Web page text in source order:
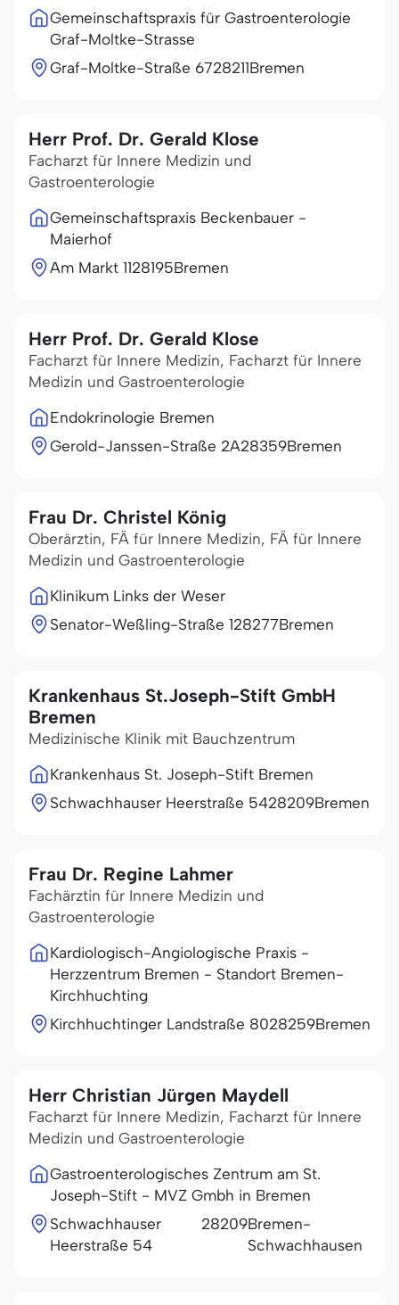
Gemeinschaftspraxis für Gastroenterologie
Graf-Moltke-Strasse
Graf-Moltke-Straße 6728211Bremen
Herr Prof. Dr. Gerald Klose
Facharzt für Innere Medizin und
Gastroenterologie
Gemeinschaftspraxis Beckenbauer -
Maierhof
Am Markt 1128195Bremen
Herr Prof. Dr. Gerald Klose
Facharzt für Innere Medizin, Facharzt für Innere
Medizin und Gastroenterologie
Endokrinologie Bremen
Gerold-Janssen-Straße 2A28359Bremen
Frau Dr. Christel König
Oberärztin, FÄ für Innere Medizin, FÄ für Innere
Medizin und Gastroenterologie
Klinikum Links der Weser
Senator-Weßling-Straße 128277Bremen
Krankenhaus St.Joseph-Stift GmbH
Bremen
Medizinische Klinik mit Bauchzentrum
Krankenhaus St. Joseph-Stift Bremen
Schwachhauser Heerstraße 5428209Bremen
Frau Dr. Regine Lahmer
Fachärztin für Innere Medizin und
Gastroenterologie
Kardiologisch-Angiologische Praxis -
Herzzentrum Bremen - Standort Bremen-
Kirchhuchting
Kirchhuchtinger Landstraße 8028259Bremen
Herr Christian Jürgen Maydell
Facharzt für Innere Medizin, Facharzt für Innere
Medizin und Gastroenterologie
Gastroenterologisches Zentrum am St.
Joseph-Stift - MVZ Gmbh in Bremen
Schwachhauser
Heerstraße 54
28209Bremen-
Schwachhausen